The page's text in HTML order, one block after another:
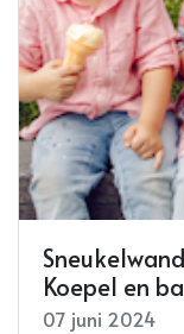
Koepel en
07 juni 2024